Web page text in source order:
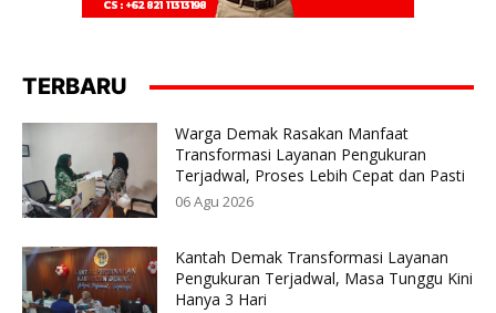
TERBARU
Warga Demak Rasakan Manfaat
Transformasi Layanan Pengukuran
Terjadwal, Proses Lebih Cepat dan Pasti
06 Agu 2026
Kantah Demak Transformasi Layanan
Pengukuran Terjadwal, Masa Tunggu Kini
Hanya 3 Hari